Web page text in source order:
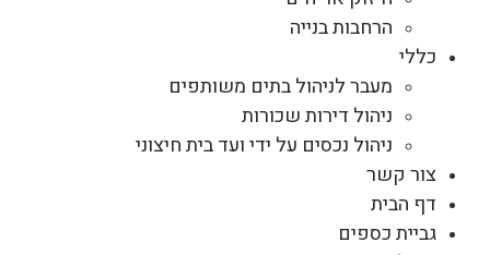
הרחבות בנייה
כללי
מעבר לניהול בתים משותפים
ניהול דירות שכורות
ניהול נכסים על ידי ועד בית חיצוני
צור קשר
דף הבית
גביית כספים